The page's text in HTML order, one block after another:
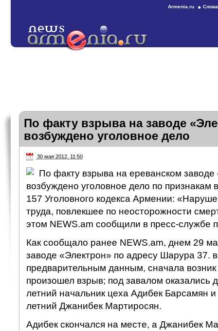
Armenia.ru
По факту взрыва на заводе
возбуждено уголовное дело
30 мая 2012, 11:50
По факту взрыва на ереванском заводе
возбуждено уголовное дело по признакам
157 Уголовного кодекса Армении:
труда, повлекшее по неосторожности
этом NEWS.am сообщили в пресс-службе
Как сообщало ранее NEWS.am, днем 29
заводе «Электрон» по адресу Шарура 37.
предварительным данным, сначала
произошел взрыв; под завалом оказались
летний начальник цеха Адибек Барсамян и
летний Джанибек Мартиросян.
Адибек скончался на месте, а Джанибек